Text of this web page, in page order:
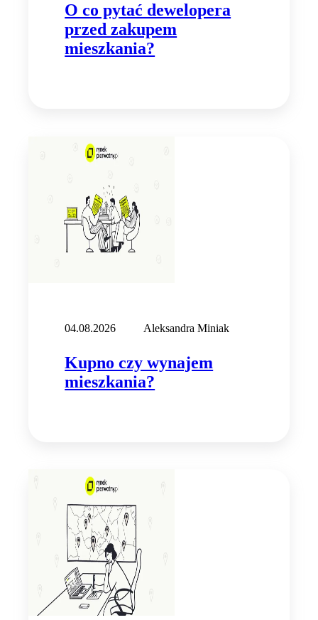
O co pytać dewelopera
przed zakupem
mieszkania?
04.08.2026 Aleksandra Miniak
Kupno czy wynajem
mieszkania?